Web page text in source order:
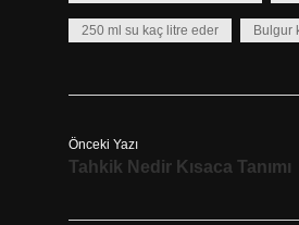
250 ml su kaç litre eder Bulgur
Önceki Yazı
Tahkik Nedir Kısaca Tanımı